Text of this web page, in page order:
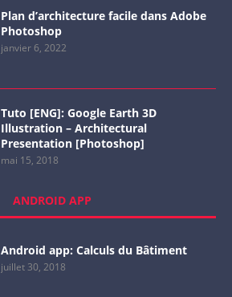
Plan d’architecture facile dans Adobe
Photoshop
janvier 6, 2022
Tuto [ENG]: Google Earth 3D
Illustration – Architectural
Presentation [Photoshop]
mai 15, 2018
ANDROID APP
Android app: Calculs du Bâtiment
juillet 30, 2018